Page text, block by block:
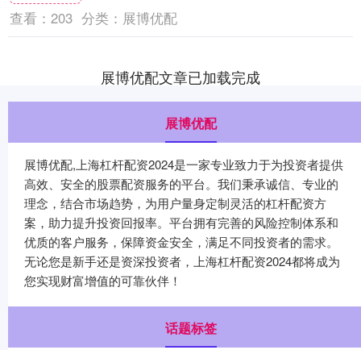
查看： 203 分类： 展博优配
展博优配文章已加载完成
展博优配
展博优配,上海杠杆配资2024是一家专业致力于为投资者提供
高效、安全的股票配资服务的平台。我们秉承诚信、专业的
理念，结合市场趋势，为用户量身定制灵活的杠杆配资方
案，助力提升投资回报率。平台拥有完善的风险控制体系和
优质的客户服务，保障资金安全，满足不同投资者的需求。
无论您是新手还是资深投资者，上海杠杆配资2024都将成为
您实现财富增值的可靠伙伴！
话题标签